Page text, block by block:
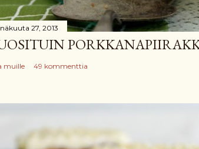
27, 2013
muille 49 kommenttia